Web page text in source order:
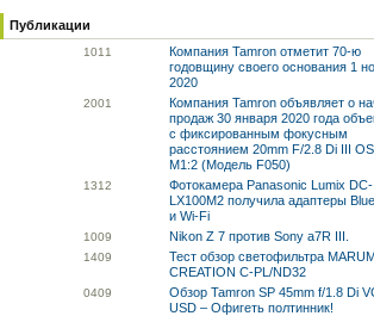
Публикации
1011
Компания Tamron отметит 70-ю
годовщину своего основания 1
2020
2001
Компания Tamron объявляет о
продаж 30 января 2020 года
с фиксированным фокусным
расстоянием 20mm F/2.8 Di III
M1:2 (Модель F050)
1312
Фотокамера Panasonic Lumix DC-
LX100M2 получила адаптеры
и Wi-Fi
1009 Nikon Z 7 против Sony a7R III.
1409
Тест обзор светофильтра
CREATION C-PL/ND32
0409
Обзор Tamron SP 45mm f/1.8 Di
USD – Офигеть полтинник!